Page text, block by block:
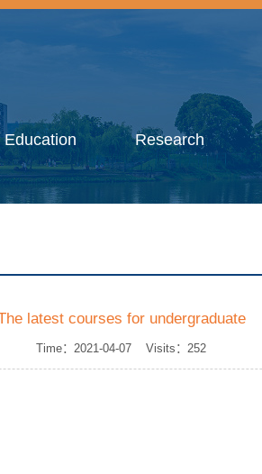
Education Research
latest courses for undergraduate
Time：2021-04-07 Visits：252